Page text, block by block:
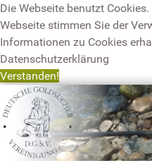
Die Webseite benutzt
Webseite stimmen Sie der
Informationen zu Cookies
Datenschutzerklärung
Verstanden!